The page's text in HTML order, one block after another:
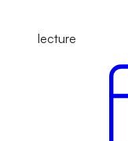
lecture